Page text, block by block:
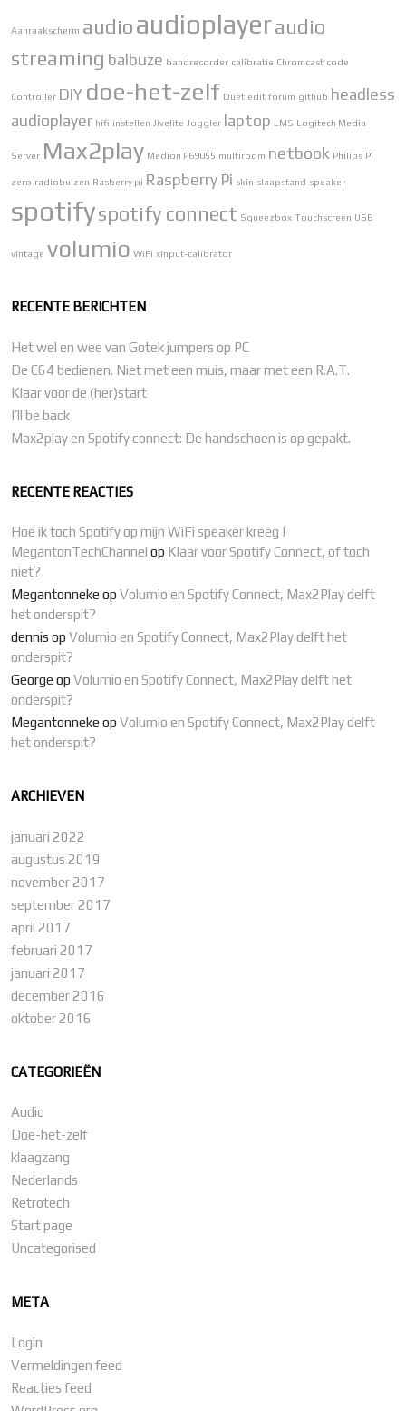
Aanraakscherm audioaudioplayeraudio
streaming balbuze bandrecorder calibratie Chromcast code
Controller DIY doe-het-zelf Duet edit forum github headless
audioplayer hifi instellen Jivelite Joggler laptop LMS Logitech Media
Server Max2play Medion P69055 multiroom netbook Philips Pi
zero radiobuizen Rasberry pi Raspberry Pi skin slaapstand speaker
spotifyspotify connect Squeezbox Touchscreen USB
vintage volumio WiFi xinput-calibrator
RECENTE BERICHTEN
Het wel en wee van Gotek jumpers op PC
De C64 bedienen. Niet met een muis, maar met een R.A.T.
Klaar voor de (her)start
I’ll be back
Max2play en Spotify connect: De handschoen is op gepakt.
RECENTE REACTIES
Hoe ik toch Spotify op mijn WiFi speaker kreeg |
MegantonTechChannel op Klaar voor Spotify Connect, of toch
niet?
Megantonneke op Volumio en Spotify Connect, Max2Play delft
het onderspit?
dennis op Volumio en Spotify Connect, Max2Play delft het
onderspit?
George op Volumio en Spotify Connect, Max2Play delft het
onderspit?
Megantonneke op Volumio en Spotify Connect, Max2Play delft
het onderspit?
ARCHIEVEN
januari 2022
augustus 2019
november 2017
september 2017
april 2017
februari 2017
januari 2017
december 2016
oktober 2016
CATEGORIEËN
Audio
Doe-het-zelf
klaagzang
Nederlands
Retrotech
Start page
Uncategorised
META
Login
Vermeldingen feed
Reacties feed